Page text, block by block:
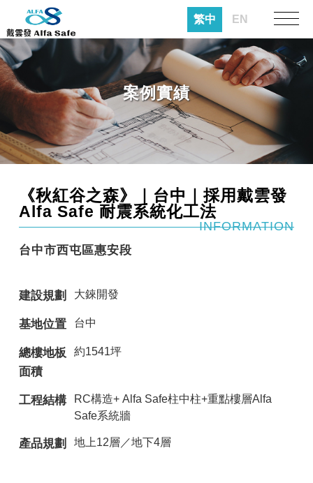
繁中 EN
案例實績
《秋紅谷之森》｜台中｜採用戴雲發
Alfa Safe 耐震系統化工法
INFORMATION
台中市西屯區惠安段
建設規劃 大錸開發
基地位置 台中
總樓地板
面積
約1541坪
工程結構
RC構造+ Alfa Safe柱中柱+重點樓層Alfa
Safe系統牆
產品規劃 地上12層／地下4層